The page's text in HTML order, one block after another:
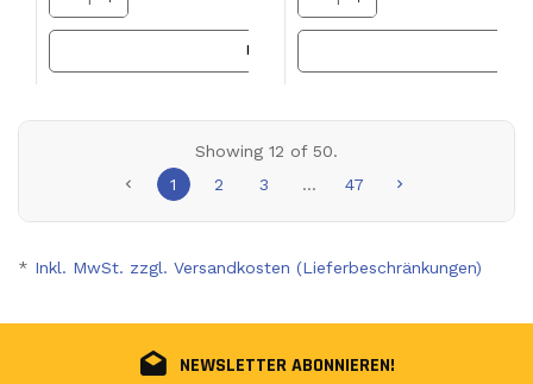
IN DEN KORB
Showing 12 of 50.
1
2 3 … 47
* Inkl. MwSt. zzgl. Versandkosten (Lieferbeschränkungen)
NEWSLETTER ABONNIEREN!